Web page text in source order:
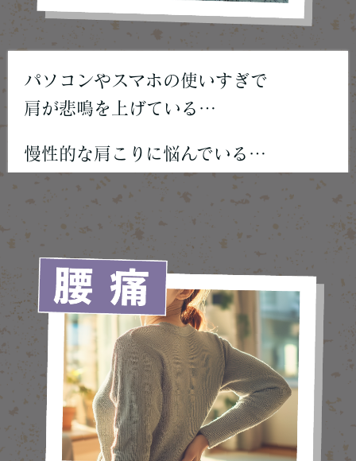
パソコンやスマホの使いすぎで
肩が悲鳴を上げている…
慢性的な肩こりに悩んでいる…